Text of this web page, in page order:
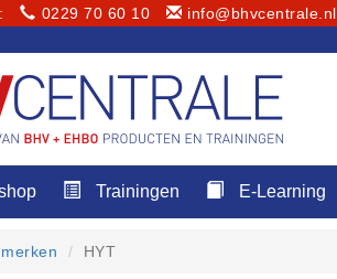
0229 70 60 10 info@bhvcentrale.nl
Trainingen E-Learning
HYT